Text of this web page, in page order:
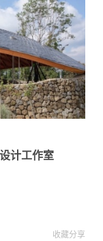
计工作室
收藏分享